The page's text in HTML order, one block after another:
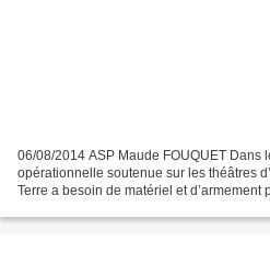
06/08/2014 ASP Maude FOUQUET Dans
opérationnelle soutenue sur les théâtres
Terre a besoin de matériel et d’armement